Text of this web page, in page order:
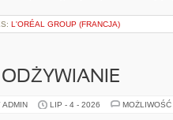
L'ORÉAL GROUP (FRANCJA)
ODŻYWIANIE
ADMIN LIP - 4 - 2026